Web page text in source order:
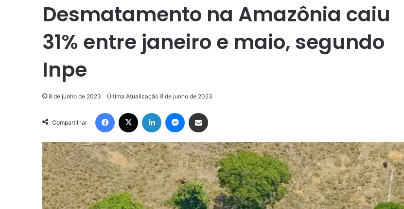
Desmatamento na Amazônia caiu
31% entre janeiro e maio, segundo
Inpe
8 de junho de 2023 Última Atualização 8 de junho de 2023
Compartilhar
Facebook Linkedin Messenger